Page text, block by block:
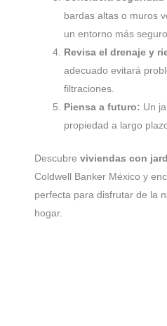
bardas altas o muros
un entorno más
Revisa el drenaje y
adecuado evitará
filtraciones.
Piensa a futuro: Un
propiedad a largo
Descubre viviendas con
Coldwell Banker México y
perfecta para disfrutar de la
hogar.